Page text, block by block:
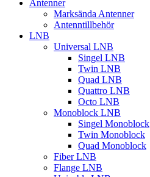
Antenner
Marksända Antenner
Antenntillbehör
LNB
Universal LNB
Singel LNB
Twin LNB
Quad LNB
Quattro LNB
Octo LNB
Monoblock LNB
Singel Monoblock
Twin Monoblock
Quad Monoblock
Fiber LNB
Flange LNB